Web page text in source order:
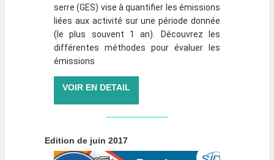
serre (GES) vise à quantifier les émissions
liées aux activité sur une période donnée
(le plus souvent 1 an). Découvrez les
différentes méthodes pour évaluer les
émissions
VOIR EN DETAIL
Edition de juin 2017